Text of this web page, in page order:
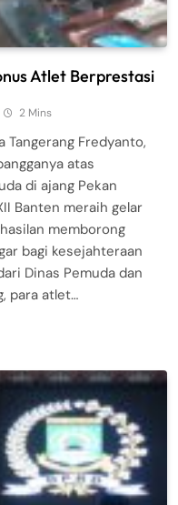
Atlet Berprestasi
2 Mins
Tangerang Fredyanto,
atas
di ajang Pekan
Banten meraih gelar
memborong
bagi kesejahteraan
Dinas Pemuda dan
para atlet…